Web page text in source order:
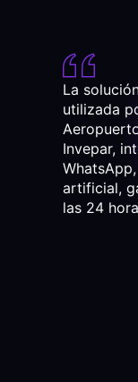
La
utilizada
Invepar,
artificial,
las 24